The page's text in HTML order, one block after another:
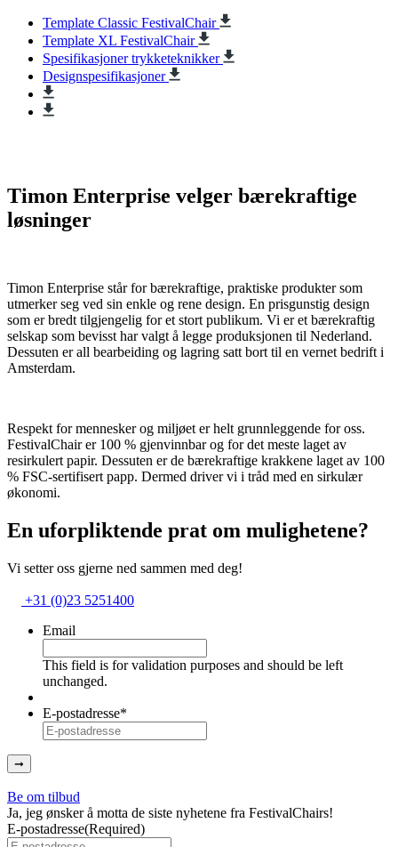
Template Classic FestivalChair
Template XL FestivalChair
Spesifikasjoner trykketeknikker
Designspesifikasjoner
Timon Enterprise velger bærekraftige
løsninger
Timon Enterprise står for bærekraftige, praktiske produkter som
utmerker seg ved sin enkle og rene design. En prisgunstig design
som er bredt tilgjengelig for et stort publikum. Vi er et bærekraftig
selskap som bevisst har valgt å legge produksjonen til Nederland.
Dessuten er all bearbeiding og lagring satt bort til en vernet bedrift i
Amsterdam.
Respekt for mennesker og miljøet er helt grunnleggende for oss.
FestivalChair er 100 % gjenvinnbar og for det meste laget av
resirkulert papir. Dessuten er de bærekraftige krakkene laget av 100
% FSC-sertifisert papp. Dermed driver vi i tråd med en sirkulær
økonomi.
En uforpliktende prat om mulighetene?
Vi setter oss gjerne ned sammen med deg!
+31 (0)23 5251400
Email
This field is for validation purposes and should be left
unchanged.
E-postadresse*
Be om tilbud
Ja, jeg ønsker å motta de siste nyhetene fra FestivalChairs!
E-postadresse(Required)